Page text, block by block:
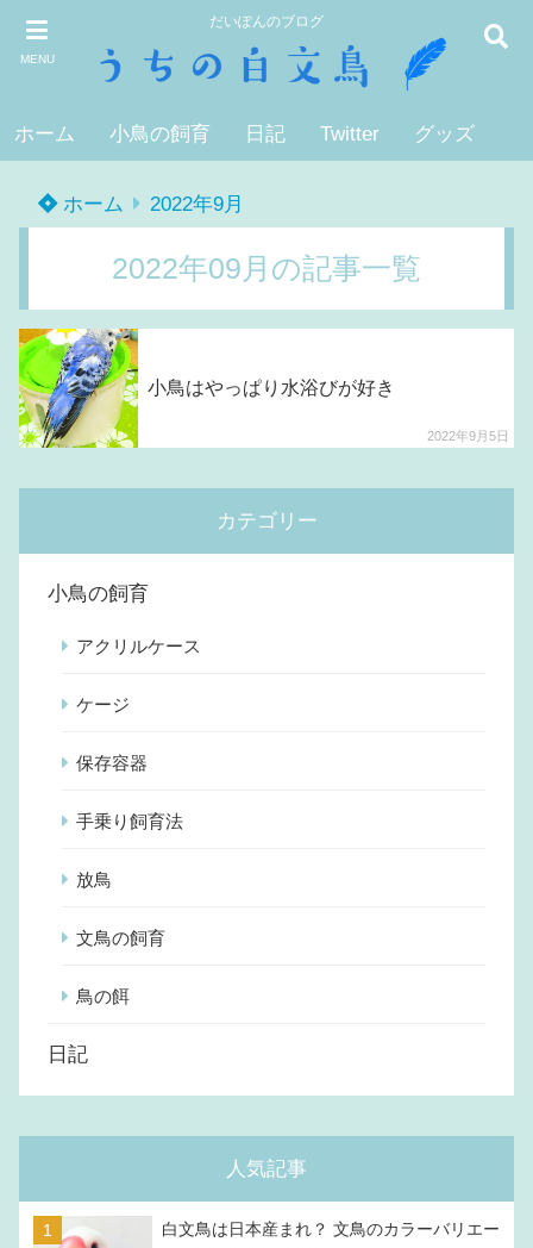
MENU
だいぽんのブログ
ホーム 小鳥の飼育 日記 Twitter グッズ
ホーム 2022年9月
2022年09月の記事一覧
2022年9月5日
小鳥はやっぱり水浴びが好き
カテゴリー
小鳥の飼育
アクリルケース
ケージ
保存容器
手乗り飼育法
放鳥
文鳥の飼育
鳥の餌
日記
人気記事
白文鳥は日本産まれ？ 文鳥のカラーバリエー